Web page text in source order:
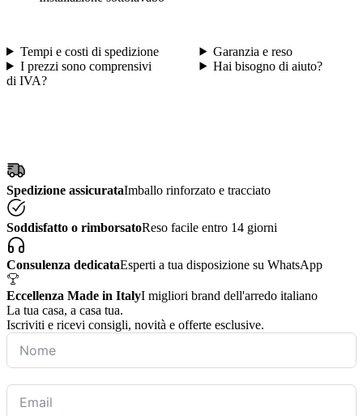
Tempi e costi di spedizione
Garanzia e reso
I prezzi sono comprensivi
di IVA?
Hai bisogno di aiuto?
Spedizione assicurataImballo rinforzato e tracciato
Soddisfatto o rimborsatoReso facile entro 14 giorni
Consulenza dedicataEsperti a tua disposizione su WhatsApp
Eccellenza Made in ItalyI migliori brand dell'arredo italiano
La tua casa, a casa tua.
Iscriviti e ricevi consigli, novità e offerte esclusive.